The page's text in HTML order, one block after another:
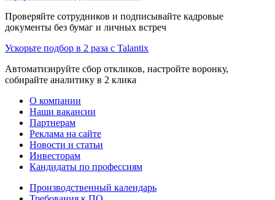
Проверяйте сотрудников и подписывайте кадровые
документы без бумаг и личных встреч
Ускорьте подбор в 2 раза с Talantix
Автоматизируйте сбор откликов, настройте воронку,
собирайте аналитику в 2 клика
О компании
Наши вакансии
Партнерам
Реклама на сайте
Новости и статьи
Инвесторам
Кандидаты по профессиям
Производственный календарь